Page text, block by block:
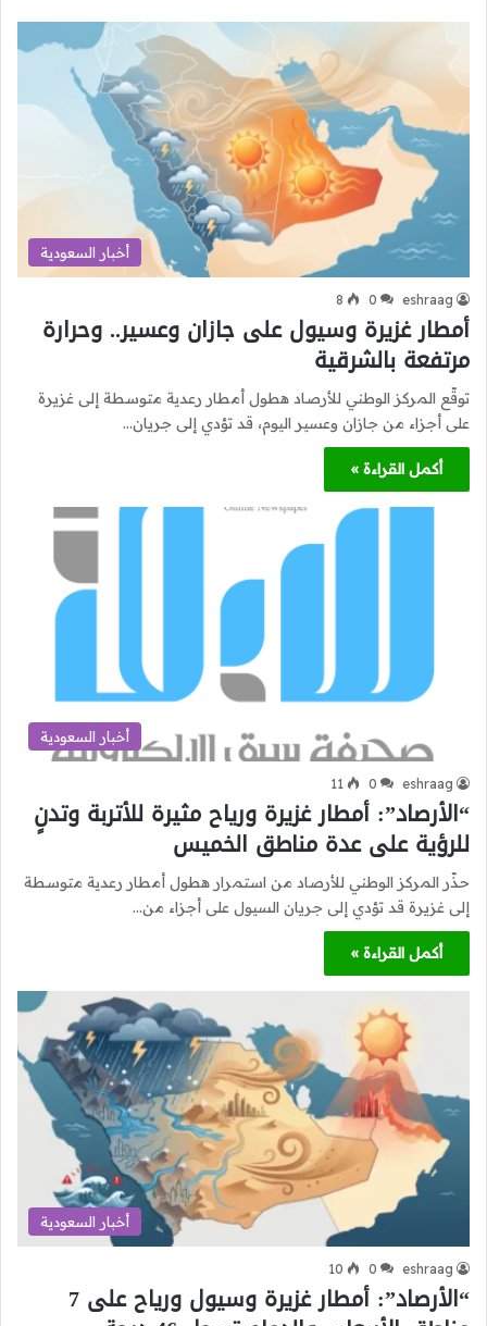
أخبار السعودية
eshraag
0
8
أمطار غزيرة وسيول على جازان وعسير.. وحرارة
مرتفعة بالشرقية
توقّع المركز الوطني للأرصاد هطول أمطار رعدية متوسطة إلى غزيرة
على أجزاء من جازان وعسير اليوم، قد تؤدي إلى جريان…
أكمل القراءة »
أخبار السعودية
eshraag
0
11
“الأرصاد”: أمطار غزيرة ورياح مثيرة للأتربة وتدنٍ
للرؤية على عدة مناطق الخميس
حذّر المركز الوطني للأرصاد من استمرار هطول أمطار رعدية متوسطة
إلى غزيرة قد تؤدي إلى جريان السيول على أجزاء من…
أكمل القراءة »
أخبار السعودية
eshraag
0
10
“الأرصاد”: أمطار غزيرة وسيول ورياح على 7